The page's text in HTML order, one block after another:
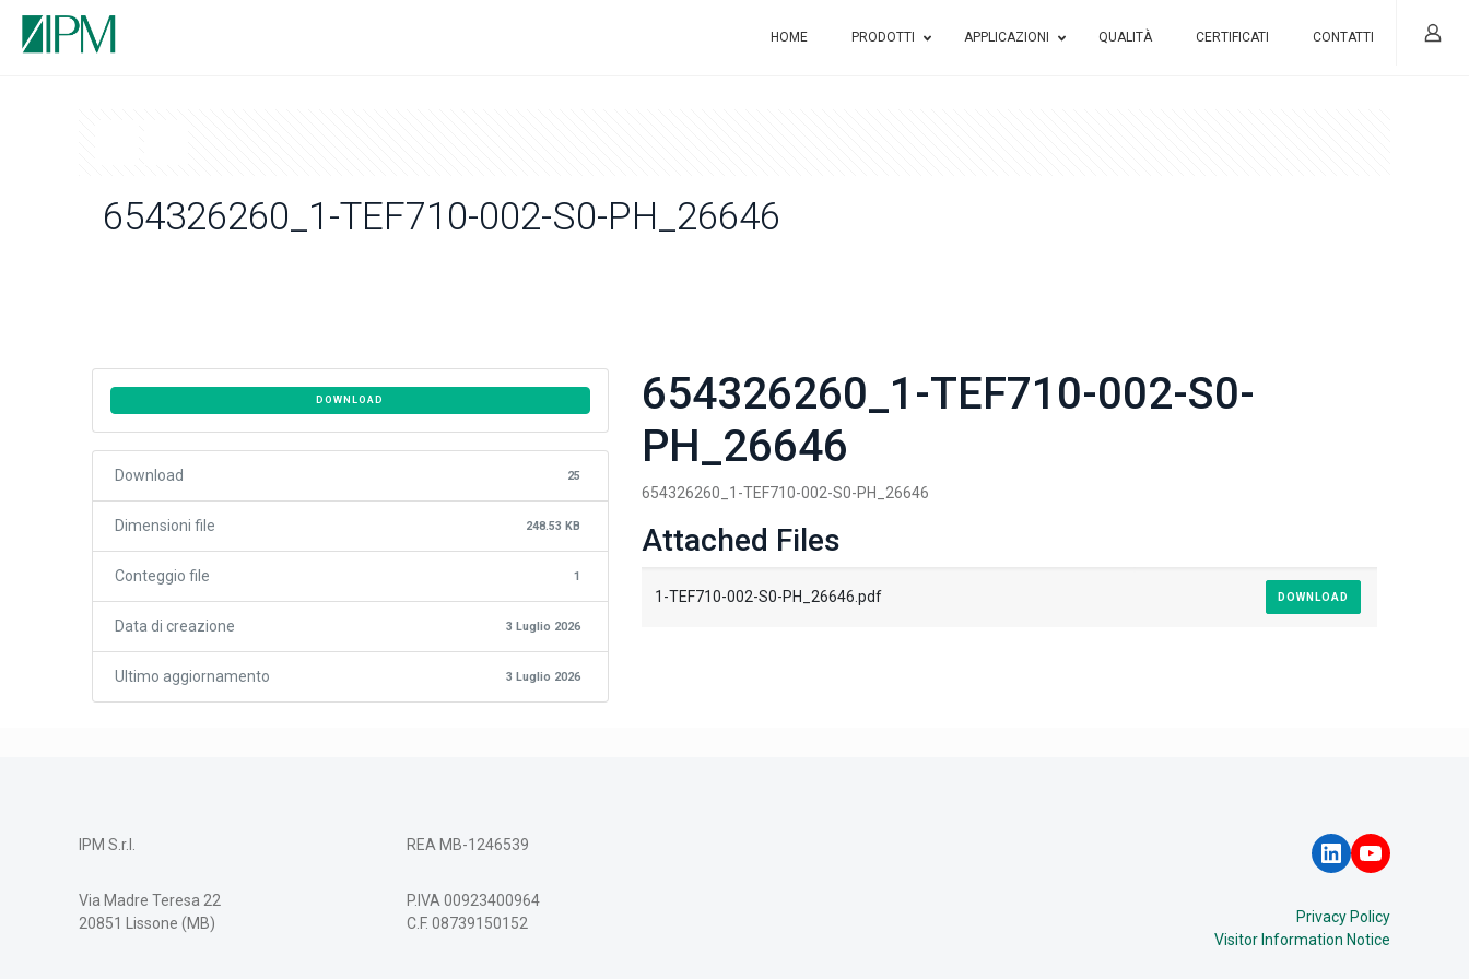
HOME PRODOTTI APPLICAZIONI QUALITÀ CERTIFICATI CONTATTI
654326260_1-TEF710-002-S0-PH_26646
DOWNLOAD
Download 25
Dimensioni file 248.53 KB
Conteggio file 1
Data di creazione 3 Luglio 2026
Ultimo aggiornamento 3 Luglio 2026
654326260_1-TEF710-002-S0-
PH_26646
654326260_1-TEF710-002-S0-PH_26646
Attached Files
1-TEF710-002-S0-PH_26646.pdf DOWNLOAD
IPM S.r.l.
Via Madre Teresa 22
20851 Lissone (MB)
REA MB-1246539
P.IVA 00923400964
C.F. 08739150152
LinkedIn
YouTube
Privacy Policy
Visitor Information Notice